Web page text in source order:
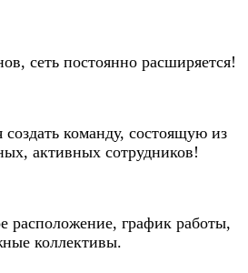
сеть постоянно расширяется!
создать команду, состоящую из
активных сотрудников!
расположение, график работы,
коллективы.